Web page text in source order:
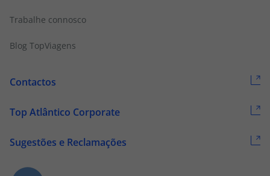
Trabalhe connosco
Blog TopViagens
Contactos
Top Atlântico Corporate
Sugestões e Reclamações